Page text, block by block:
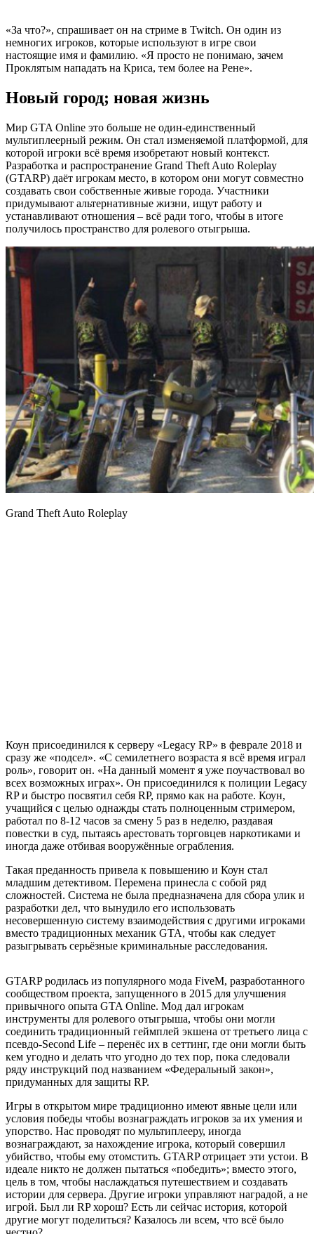
«За что?», спрашивает он на стриме в Twitch. Он один из
немногих игроков, которые используют в игре свои
настоящие имя и фамилию. «Я просто не понимаю, зачем
Проклятым нападать на Криса, тем более на Рене».
Новый город; новая жизнь
Мир GTA Online это больше не один-единственный
мультиплеерный режим. Он стал изменяемой платформой, для
которой игроки всё время изобретают новый контекст.
Разработка и распространение Grand Theft Auto Roleplay
(GTARP) даёт игрокам место, в котором они могут совместно
создавать свои собственные живые города. Участники
придумывают альтернативные жизни, ищут работу и
устанавливают отношения – всё ради того, чтобы в итоге
получилось пространство для ролевого отыгрыша.
Grand Theft Auto Roleplay
Коун присоединился к серверу «Legacy RP» в феврале 2018 и
сразу же «подсел». «С семилетнего возраста я всё время играл
роль», говорит он. «На данный момент я уже поучаствовал во
всех возможных играх». Он присоединился к полиции Legacy
RP и быстро посвятил себя RP, прямо как на работе. Коун,
учащийся с целью однажды стать полноценным стримером,
работал по 8-12 часов за смену 5 раз в неделю, раздавая
повестки в суд, пытаясь арестовать торговцев наркотиками и
иногда даже отбивая вооружённые ограбления.
Такая преданность привела к повышению и Коун стал
младшим детективом. Перемена принесла с собой ряд
сложностей. Система не была предназначена для сбора улик и
разработки дел, что вынудило его использовать
несовершенную систему взаимодействия с другими игроками
вместо традиционных механик GTA, чтобы как следует
разыгрывать серьёзные криминальные расследования.
GTARP родилась из популярного мода FiveM, разработанного
сообществом проекта, запущенного в 2015 для улучшения
привычного опыта GTA Online. Мод дал игрокам
инструменты для ролевого отыгрыша, чтобы они могли
соединить традиционный геймплей экшена от третьего лица с
псевдо-Second Life – перенёс их в сеттинг, где они могли быть
кем угодно и делать что угодно до тех пор, пока следовали
ряду инструкций под названием «Федеральный закон»,
придуманных для защиты RP.
Игры в открытом мире традиционно имеют явные цели или
условия победы чтобы вознаграждать игроков за их умения и
упорство. Нас проводят по мультиплееру, иногда
вознаграждают, за нахождение игрока, который совершил
убийство, чтобы ему отомстить. GTARP отрицает эти устои. В
идеале никто не должен пытаться «победить»; вместо этого,
цель в том, чтобы наслаждаться путешествием и создавать
истории для сервера. Другие игроки управляют наградой, а не
игрой. Был ли RP хорош? Есть ли сейчас история, которой
другие могут поделиться? Казалось ли всем, что всё было